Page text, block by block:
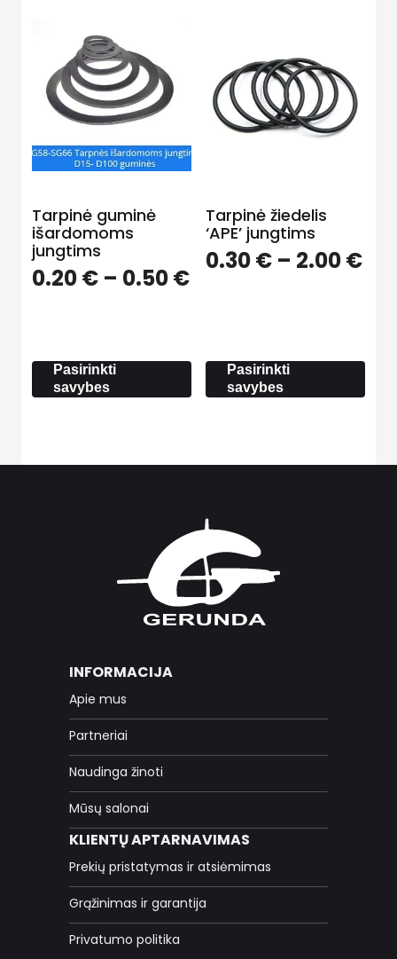
Tarpinė guminė
išardomoms
jungtims
0.20€ – 0.50€Price
0.50 €
Pasirinkti
savybes
Tarpinė žiedelis
‘APE’ jungtims
0.30€ – 2.00€
Pasirinkti
savybes
INFORMACIJA
Apie mus
Partneriai
Naudinga žinoti
Mūsų salonai
KLIENTŲ APTARNAVIMAS
Prekių pristatymas ir atsiėmimas
Grąžinimas ir garantija
Privatumo politika